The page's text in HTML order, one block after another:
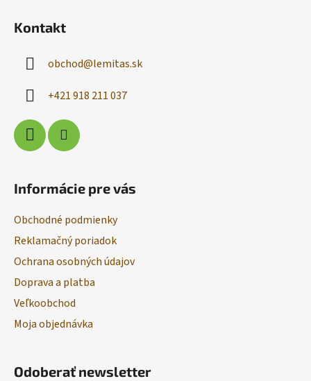
Kontakt
obchod@lemitas.sk
+421 918 211 037
Informácie pre vás
Obchodné podmienky
Reklamačný poriadok
Ochrana osobných údajov
Doprava a platba
Veľkoobchod
Moja objednávka
Odoberať newsletter